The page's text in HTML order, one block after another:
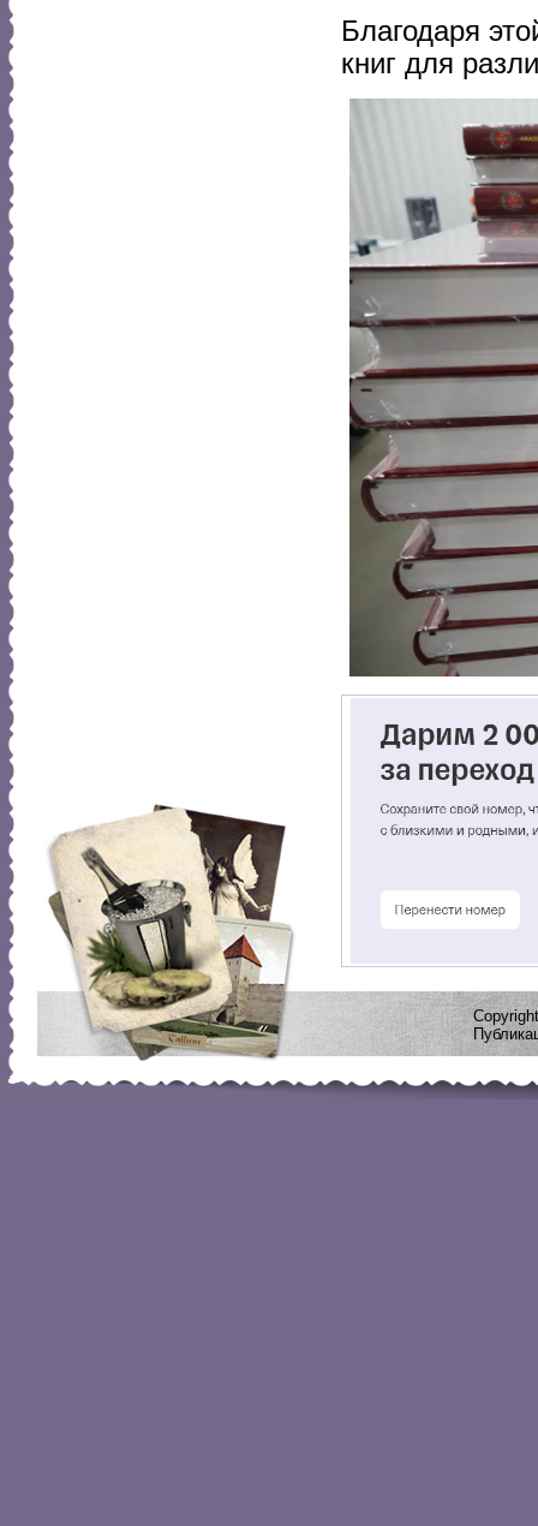
Благодаря
книг для